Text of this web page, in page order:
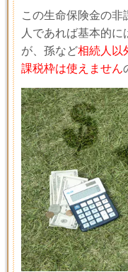
この生命保険金の
人であれば基本的
が、孫など相続人以
課税枠は使えません